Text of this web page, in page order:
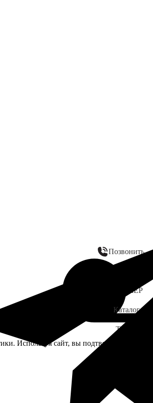
Позвонить
ЗАМЕР
Каталог
Telegram
Используя сайт, вы подтверждаете